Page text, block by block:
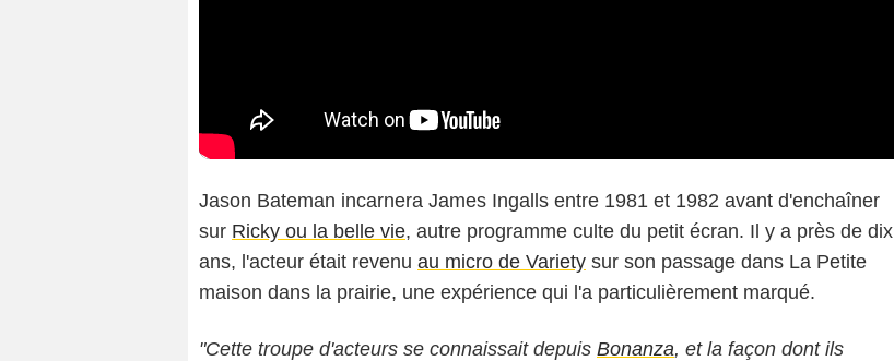
Jason Bateman incarnera James Ingalls entre 1981 et 1982 avant d'enchaîner
sur Ricky ou la belle vie, autre programme culte du petit écran. Il y a près de dix
ans, l'acteur était revenu au micro de Variety sur son passage dans La Petite
maison dans la prairie, une expérience qui l'a particulièrement marqué.
"Cette troupe d'acteurs se connaissait depuis Bonanza, et la façon dont ils